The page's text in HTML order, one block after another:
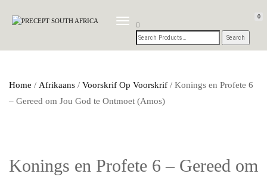
TOGGLE
NAVIGATION
0
Home / Afrikaans / Voorskrif Op Voorskrif / Konings en Profete 6
– Gereed om Jou God te Ontmoet (Amos)
Konings en Profete 6 – Gereed om